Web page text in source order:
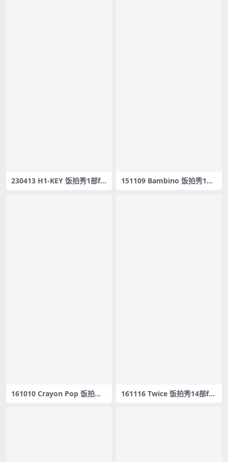
230413 H1-KEY 饭拍秀1部fa
151109 Bambino 饭拍秀1部f
161010 Crayon Pop 饭拍秀4
161116 Twice 饭拍秀14部fa